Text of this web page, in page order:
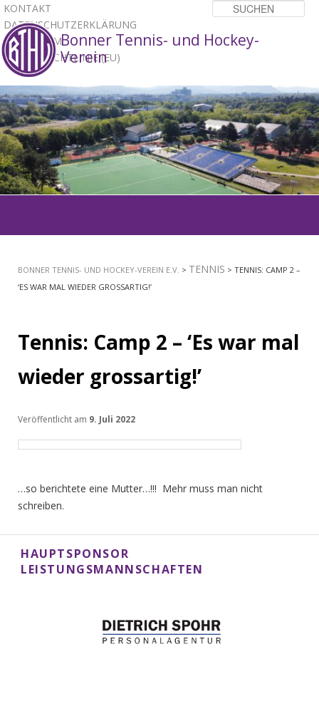
KONTAKT
DATENSCHUTZERKLÄRUNG
IMPRESSUM
COOKIE-RICHTLINIE (EU)
Bonner Tennis- und Hockey-
Verein
1 2 3
INHALT
BONNER TENNIS- UND HOCKEY-VEREIN E.V. > TENNIS > TENNIS: CAMP 2 –
‘ES WAR MAL WIEDER GROSSARTIG!’
Tennis: Camp 2 – ‘Es war mal
wieder grossartig!’
Veröffentlicht am 9. Juli 2022
…so berichtete eine Mutter…!!! Mehr muss man nicht
schreiben.
HAUPTSPONSOR
LEISTUNGSMANNSCHAFTEN